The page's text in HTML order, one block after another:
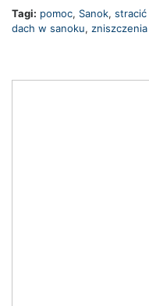
Tagi: pomoc, Sanok, stracić
dach w sanoku, zniszczenia